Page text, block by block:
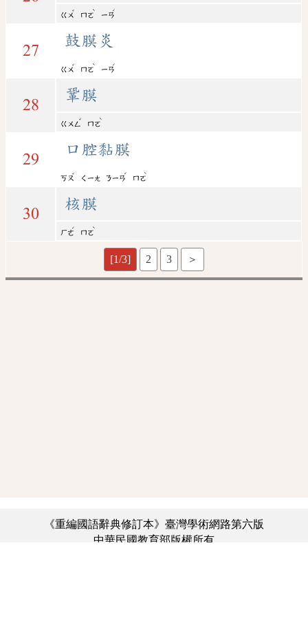
ㄍㄨ
ˇ
ㄇㄛ
ˋ
ㄧㄢ
ˊ
27
鼓膜炎
ㄍㄨ
ˇ
ㄇㄛ
ˋ
ㄧㄢ
ˊ
28
鞏膜
ㄍㄨㄥ
ˇ
ㄇㄛ
ˋ
29
口腔黏膜
ㄎㄡ
ˇ
ㄑㄧㄤ ㄋㄧㄢ
ˊ
ㄇㄛ
ˋ
30
核膜
ㄏㄜ
ˊ
ㄇㄛ
ˋ
[1/3] 2 3 ＞
《重編國語辭典修訂本》臺灣學術網路第六版
中華民國教育部版權所有